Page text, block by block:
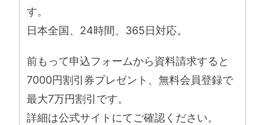
す。
日本全国、24時間、365日対応。
前もって申込フォームから資料請求すると
7000円割引券プレゼント、無料会員登録で
最大7万円割引です。
詳細は公式サイトにてご確認ください。